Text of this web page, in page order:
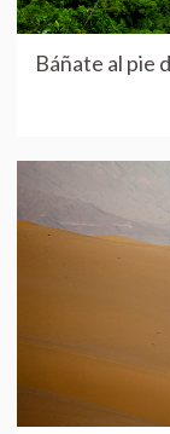
Báñate al pie